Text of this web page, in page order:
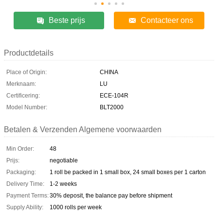
Beste prijs Contacteer ons
Productdetails
Place of Origin:
CHINA
Merknaam:
LU
Certificering:
ECE-104R
Model Number:
BLT2000
Betalen & Verzenden Algemene voorwaarden
Min Order:
48
Prijs:
negotiable
Packaging:
1 roll be packed in 1 small box, 24 small boxes per 1 carton
Delivery Time:
1-2 weeks
Payment Terms:30% deposit, the balance pay before shipment
Supply Ability:
1000 rolls per week